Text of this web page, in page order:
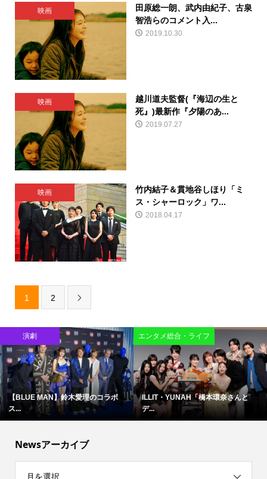
映画
田原総一朗、武内由紀子、古泉
智浩らのコメント入...
2019.10.30
映画
越川道夫監督(『海辺の生と
死』)最新作『夕陽のあ...
2019.07.27
映画
竹内結子＆貫地谷しほり「ミ
ス・シャーロック」ワ...
2018.04.17
1 2 
演劇
【BLUE MAN】鈴木愛理のコラボ
ス...
エンタメ総合・ライフ
ILLIT・YUNAH「橋本環奈さんと
デ...
Newsアーカイブ
月を選択